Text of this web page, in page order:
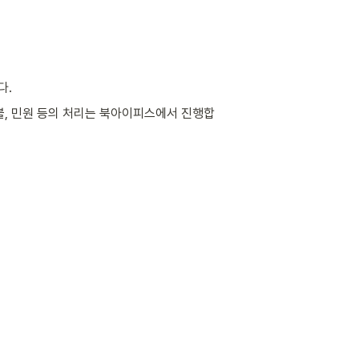
.
민원 등의 처리는 북아이피스에서 진행합